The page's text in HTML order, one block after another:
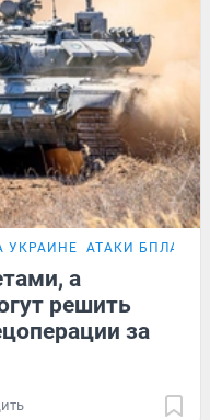
УКРАИНЕ АТАКИ БПЛА
а
решить
за